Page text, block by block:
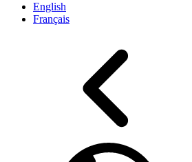
English
Français